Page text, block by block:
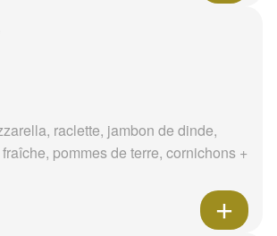
raclette, jambon de dinde,
pommes de terre, cornichons +